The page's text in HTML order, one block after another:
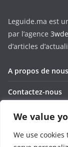
We value
We use
Leguide.ma est
par l’agence
d’articles
A propos de nous
Contactez-nous
Corporate
Privacy Policy